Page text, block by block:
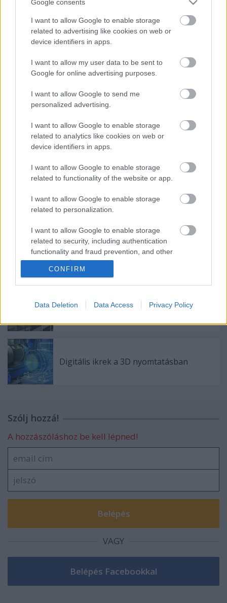
Google consents
I want to allow Google to enable storage
related to advertising like cookies on web or
device identifiers in apps.
I want to allow my user data to be sent to
Google for online advertising purposes.
I want to allow Google to send me
personalized advertising.
I want to allow Google to enable storage
related to analytics like cookies on web or
device identifiers in apps.
I want to allow Google to enable storage
related to functionality of the website or app.
I want to allow Google to enable storage
related to personalization.
I want to allow Google to enable storage
related to security, including authentication
functionality and fraud prevention, and other
user protection.
CONFIRM
Data Deletion Data Access Privacy Policy
Címkék:reklám karácsony
Nikon SLM fémnyomtatóval bővít a
ONE3D a repülőgép- és védelmi ipari
Az első 3D nyomtatott alkatrészek egy
közúti Ferrariban
Itt az új CraftBot IDEX MK2
nyomtatócsalád
A Nano Dimension felvásárolja az első
hibrid, fém-kompozit nyomtatót
Digitális ikrek a 3D nyomtatásban
Szólj hozzá!
A hozzászóláshoz be kell lépned!
VAGY